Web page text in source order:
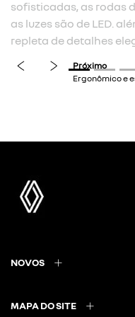
sofisticadas, as rodas
as luzes são de LED.
repleta de detalhes
previous next
NOVOS
MAPA DO SITE